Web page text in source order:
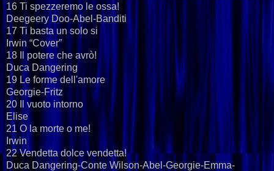
16 Ti spezzeremo le ossa!
Deegeery Doo-Abel-Banditi
17 Ti basta un solo si
Irwin “Cover”
18 Il potere che avrò!
Duca Dangering
19 Le forme dell'amore
Georgie-Fritz
20 Il vuoto intorno
Elise
21 O la morte o me!
Irwin
22 Vendetta dolce vendetta!
Duca Dangering-Conte Wilson-Abel-Georgie-Emma-